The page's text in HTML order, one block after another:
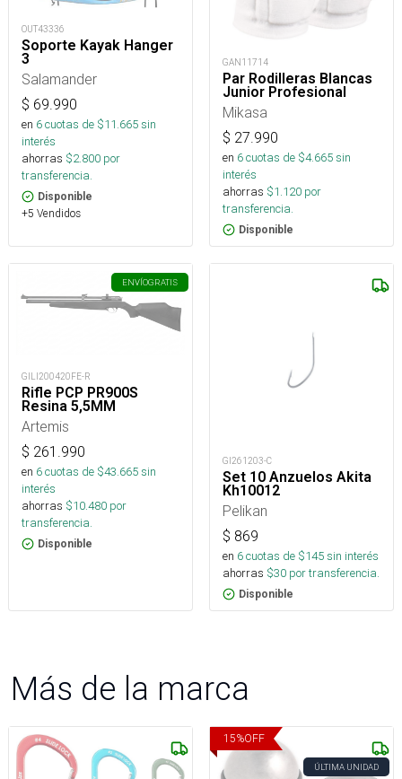
OUT43336
Soporte Kayak Hanger
3
Salamander
$ 69.990
en 6cuotas de $11.665sin
interés
ahorras $2.800 por
transferencia.
Disponible
+5 Vendidos
GAN11714
Par Rodilleras Blancas
Junior Profesional
Mikasa
$ 27.990
en 6cuotas de $4.665sin
interés
ahorras $1.120 por
transferencia.
Disponible
ENVÍOGRATIS
GILI200420FE-R
Rifle PCP PR900S
Resina 5,5MM
Artemis
$ 261.990
en 6cuotas de $43.665sin
interés
ahorras $10.480 por
transferencia.
Disponible
GI261203-C
Set 10 Anzuelos Akita
Kh10012
Pelikan
$ 869
en 6cuotas de $145sin interés
ahorras $30 por transferencia.
Disponible
Más de la marca
15%OFF
ÚLTIMA UNIDAD